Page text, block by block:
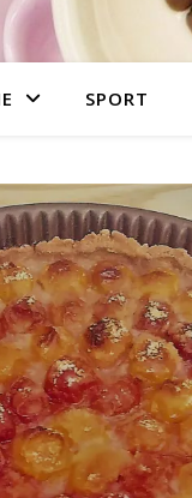
SPORT